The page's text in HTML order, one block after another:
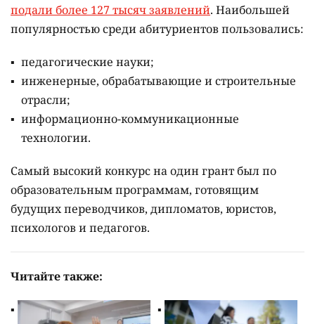
подали более 127 тысяч заявлений. Наибольшей
популярностью среди абитуриентов пользовались:
педагогические науки;
инженерные, обрабатывающие и строительные
отрасли;
информационно-коммуникационные
технологии.
Самый высокий конкурс на один грант был по
образовательным программам, готовящим
будущих переводчиков, дипломатов, юристов,
психологов и педагогов.
Читайте также: